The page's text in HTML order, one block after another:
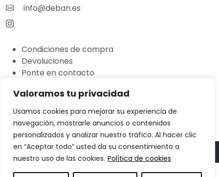
Valoramos tu privacidad
Usamos cookies para mejorar su experiencia de
navegación, mostrarle anuncios o contenidos
personalizados y analizar nuestro tráfico. Al hacer clic
en “Aceptar todo” usted da su consentimiento a
nuestro uso de las cookies. Política de cookies
info@deban.es
Condiciones de compra
Devoluciones
Ponte en contacto
DEBAN
2026
Política de privacidad
Política de cookies